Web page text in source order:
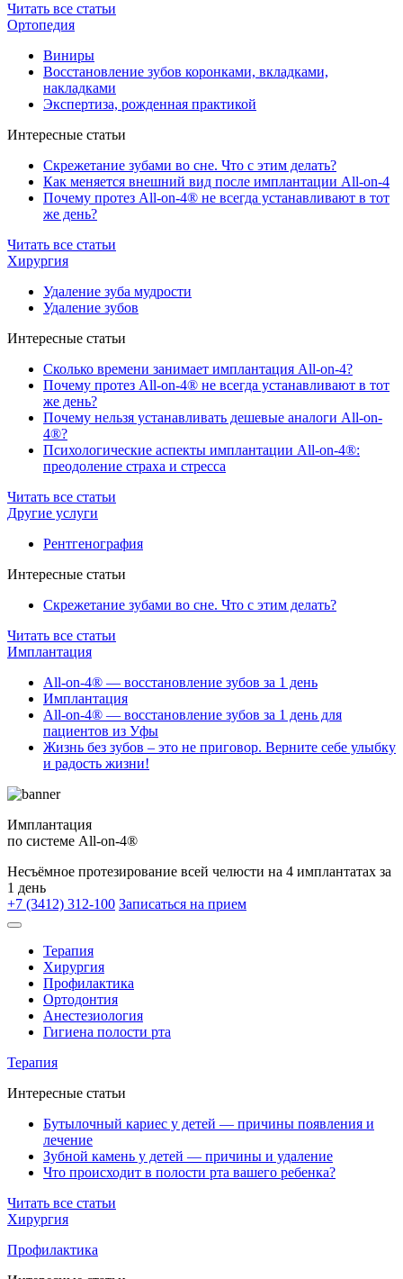
Читать все статьи
Ортопедия
Виниры
Восстановление зубов коронками, вкладками,
накладками
Экспертиза, рожденная практикой
Интересные статьи
Скрежетание зубами во сне. Что с этим делать?
Как меняется внешний вид после имплантации All-on-4
Почему протез All-on-4® не всегда устанавливают в тот
же день?
Читать все статьи
Хирургия
Удаление зуба мудрости
Удаление зубов
Интересные статьи
Сколько времени занимает имплантация All-on-4?
Почему протез All-on-4® не всегда устанавливают в тот
же день?
Почему нельзя устанавливать дешевые аналоги All-on-
4®?
Психологические аспекты имплантации All-on-4®:
преодоление страха и стресса
Читать все статьи
Другие услуги
Рентгенография
Интересные статьи
Скрежетание зубами во сне. Что с этим делать?
Читать все статьи
Имплантация
All-on-4® — восстановление зубов за 1 день
Имплантация
All-on-4® — восстановление зубов за 1 день для
пациентов из Уфы
Жизнь без зубов – это не приговор. Верните себе улыбку
и радость жизни!
Имплантация
по системе All-on-4®
Несъёмное протезирование всей челюсти на 4 имплантатах за
1 день
+7 (3412) 312-100 Записаться на прием
Терапия
Хирургия
Профилактика
Ортодонтия
Анестезиология
Гигиена полости рта
Терапия
Интересные статьи
Бутылочный кариес у детей — причины появления и
лечение
Зубной камень у детей — причины и удаление
Что происходит в полости рта вашего ребенка?
Читать все статьи
Хирургия
Профилактика